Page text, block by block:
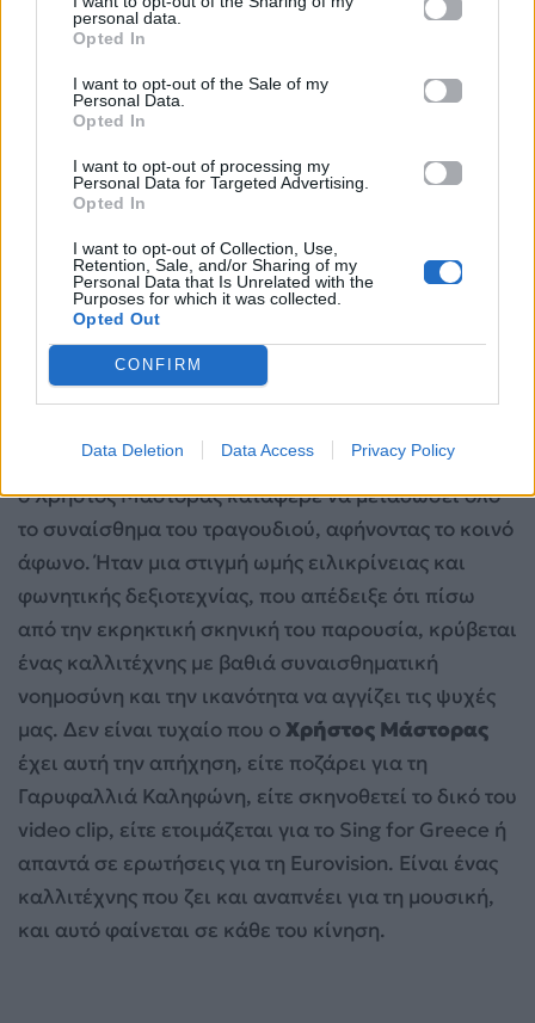
personal data.
Opted In
I want to opt-out of the Sale of my
Personal Data.
Opted In
I want to opt-out of processing my
Personal Data for Targeted Advertising.
Opted In
I want to opt-out of Collection, Use,
Retention, Sale, and/or Sharing of my
Personal Data that Is Unrelated with the
Purposes for which it was collected.
Opted Out
CONFIRM
Data Deletion Data Access Privacy Policy
6. Χρήστος Μάστορας – «Someone Like You»
(MAD VMA 2012)
Και φτάνουμε στην +1 στιγμή, αυτή που ίσως άγγιξε
τις πιο ευαίσθητες χορδές μας. Η ερμηνεία του
συγκλονιστική. Με μόνο ένα πιάνο και τη φωνή του,
ο Χρήστος Μάστορας κατάφερε να μεταδώσει όλο
το συναίσθημα του τραγουδιού, αφήνοντας το κοινό
άφωνο. Ήταν μια στιγμή ωμής ειλικρίνειας και
φωνητικής δεξιοτεχνίας, που απέδειξε ότι πίσω
από την εκρηκτική σκηνική του παρουσία, κρύβεται
ένας καλλιτέχνης με βαθιά συναισθηματική
νοημοσύνη και την ικανότητα να αγγίζει τις ψυχές
μας. Δεν είναι τυχαίο που οΧρήστος Μάστορας
έχει αυτή την απήχηση, είτε ποζάρει για τη
Γαρυφαλλιά Καληφώνη, είτε σκηνοθετεί το δικό του
video clip, είτε ετοιμάζεται για το Sing for Greece ή
απαντά σε ερωτήσεις για τη Eurovision. Είναι ένας
καλλιτέχνης που ζει και αναπνέει για τη μουσική,
και αυτό φαίνεται σε κάθε του κίνηση.